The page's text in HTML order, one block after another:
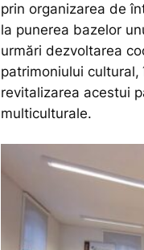
prin organizarea de
la punerea bazelor
urmări dezvoltarea
patrimoniului
revitalizarea acestui
multiculturale.